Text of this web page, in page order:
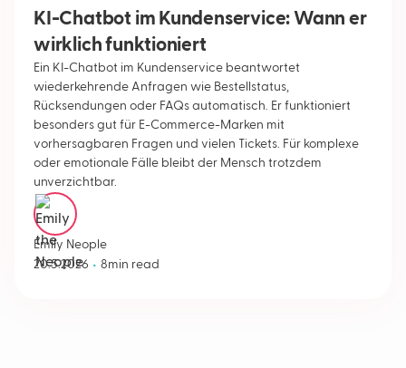
KI-Chatbot im Kundenservice: Wann er
wirklich funktioniert
Ein KI-Chatbot im Kundenservice beantwortet
wiederkehrende Anfragen wie Bestellstatus,
Rücksendungen oder FAQs automatisch. Er funktioniert
besonders gut für E-Commerce-Marken mit
vorhersagbaren Fragen und vielen Tickets. Für komplexe
oder emotionale Fälle bleibt der Mensch trotzdem
unverzichtbar.
Emily Neople
20.5.2026 • 8min read